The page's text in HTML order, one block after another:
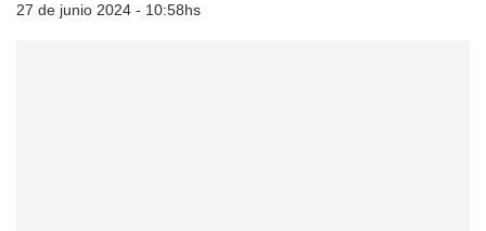
27 de junio 2024 - 10:58hs